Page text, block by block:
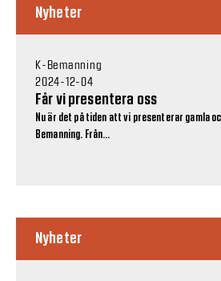
Nyheter
K-Bemanning
2024-12-04
Får vi presentera oss
Nu är det på tiden att vi presenterar gamla
Bemanning. Från...
Nyheter